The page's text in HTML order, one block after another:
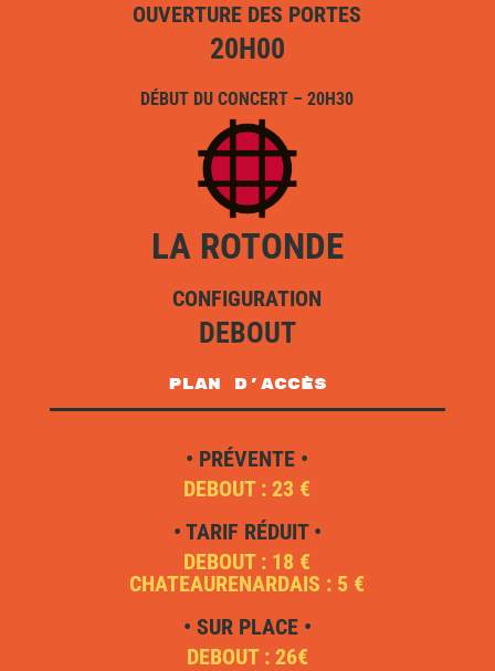
OUVERTURE DES PORTES
20H00
DÉBUT DU CONCERT – 20H30
LA ROTONDE
CONFIGURATION
DEBOUT
plan d'accès
• PRÉVENTE •
DEBOUT : 23 €
• TARIF RÉDUIT •
DEBOUT : 18 €
CHATEAURENARDAIS : 5 €
• SUR PLACE •
DEBOUT : 26€